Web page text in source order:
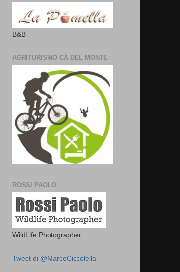
B&B
AGRITURISMO CÀ DEL MONTE
ROSSI PAOLO
WildLife Photographer
Tweet di @MarcoCiccolella